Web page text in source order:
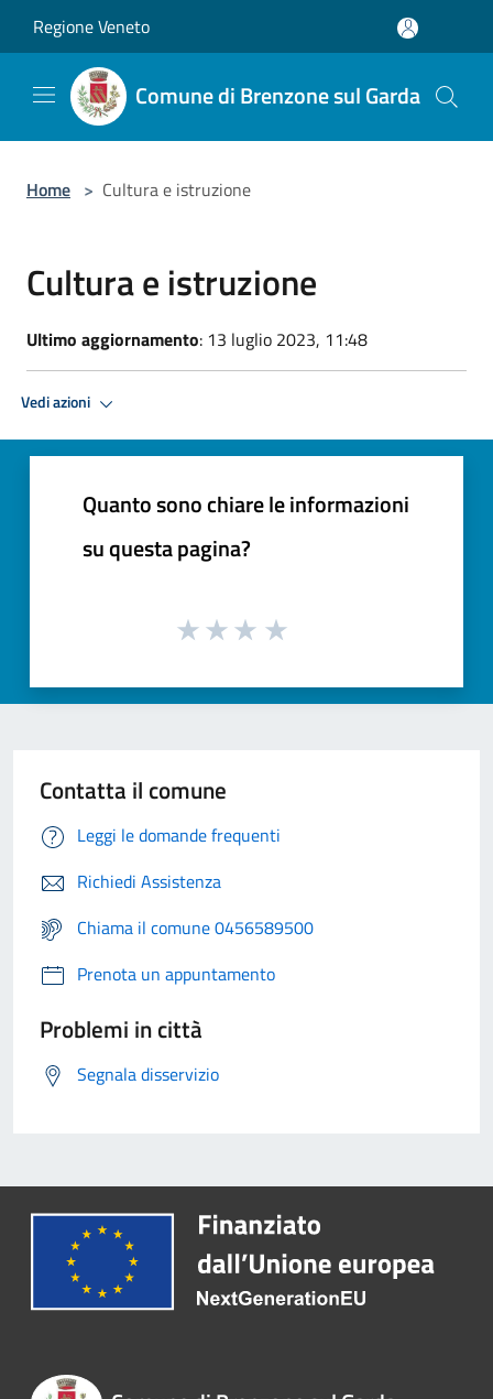
Regione Veneto
Comune di Brenzone sul Garda
Home > Cultura e istruzione
Cultura e istruzione
Ultimo aggiornamento: 13 luglio 2023, 11:48
Vedi azioni
Quanto sono chiare le informazioni
su questa pagina?
Contatta il comune
Leggi le domande frequenti
Richiedi Assistenza
Chiama il comune 0456589500
Prenota un appuntamento
Problemi in città
Segnala disservizio